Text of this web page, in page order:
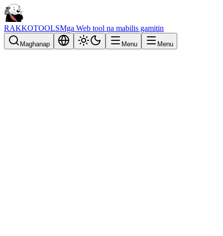
RAKKOTOOLSMga Web tool na mabilis gamitin
Maghanap Menu Menu